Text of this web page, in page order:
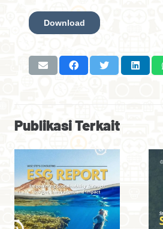
Publikasi Terkait